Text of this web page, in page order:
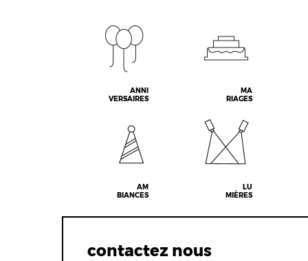
ANNI
VERSAIRES
MA
RIAGES
AM
BIANCES
LU
MIÈRES
contactez nous